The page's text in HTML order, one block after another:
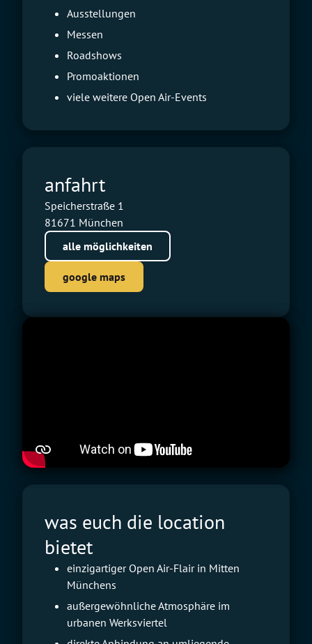
Ausstellungen
Messen
Roadshows
Promoaktionen
viele weitere Open Air-Events
anfahrt
Speicherstraße 1
81671 München
alle möglichkeiten
google maps
was euch die location
bietet
einzigartiger Open Air-Flair in Mitten
Münchens
außergewöhnliche Atmosphäre im
urbanen Werksviertel